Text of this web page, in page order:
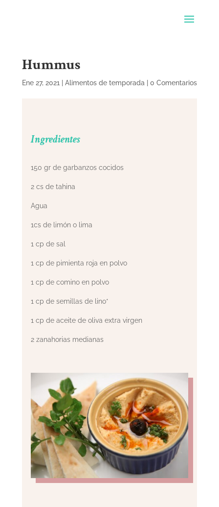
Hummus
Ene 27, 2021 Alimentos de temporada 0 Comentarios
Ingredientes
150 gr de garbanzos cocidos
2 cs de tahina
Agua
1cs de limón o lima
1 cp de sal
1 cp de pimienta roja en polvo
1 cp de comino en polvo
1 cp de semillas de lino*
1 cp de aceite de oliva extra virgen
2 zanahorias medianas